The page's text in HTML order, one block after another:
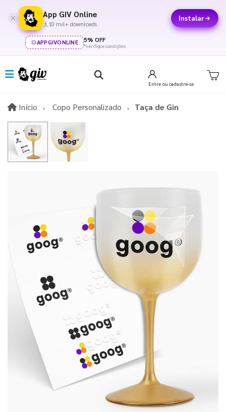
App GIV Online
10 mil+ downloads
Instalar
APPGIVONLINE 5% OFF
*verifique condições
Entre ou cadastre-se
Início InícioCopo Personalizado Taça de Gin